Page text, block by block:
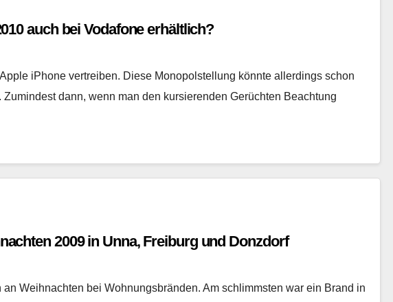
auch bei Vodafone erhältlich?
iPhone vertreiben. Diese Monopolstellung könnte allerdings schon
dann, wenn man den kursierenden Gerüchten Beachtung
2009 in Unna, Freiburg und Donzdorf
Weihnachten bei Wohnungsbränden. Am schlimmsten war ein Brand in